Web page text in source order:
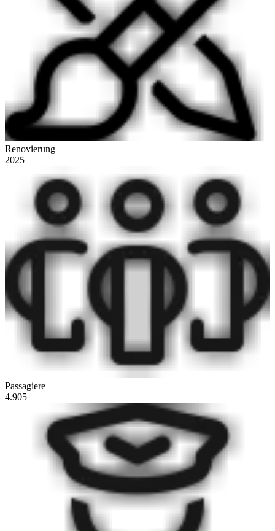
Renovierung
2025
Passagiere
4.905